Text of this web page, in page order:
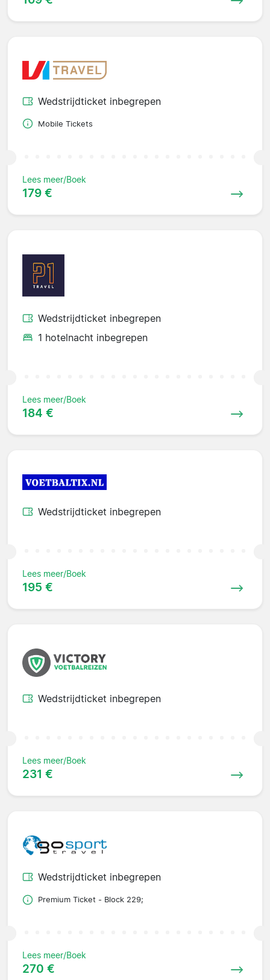
Wedstrijdticket inbegrepen
Mobile Tickets
Lees meer/Boek
179 €
Wedstrijdticket inbegrepen
1 hotelnacht inbegrepen
Lees meer/Boek
184 €
Wedstrijdticket inbegrepen
Lees meer/Boek
195 €
Wedstrijdticket inbegrepen
Lees meer/Boek
231 €
Wedstrijdticket inbegrepen
Premium Ticket - Block 229;
Lees meer/Boek
270 €